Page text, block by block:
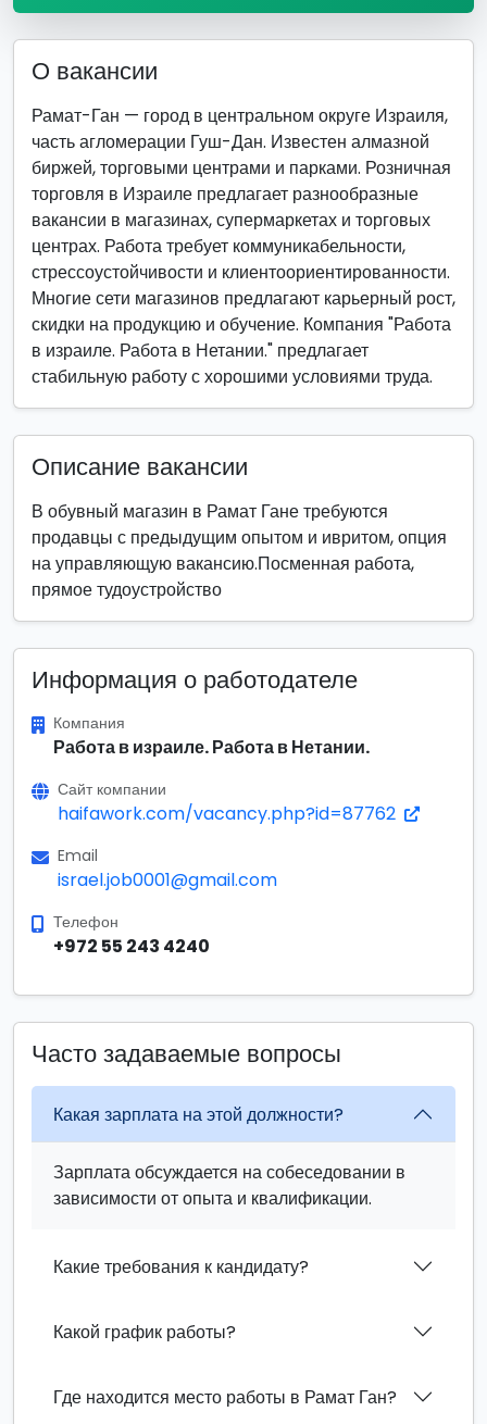
О вакансии
Рамат-Ган — город в центральном округе Израиля,
часть агломерации Гуш-Дан. Известен алмазной
биржей, торговыми центрами и парками. Розничная
торговля в Израиле предлагает разнообразные
вакансии в магазинах, супермаркетах и торговых
центрах. Работа требует коммуникабельности,
стрессоустойчивости и клиентоориентированности.
Многие сети магазинов предлагают карьерный рост,
скидки на продукцию и обучение. Компания "Работа
в израиле. Работа в Нетании." предлагает
стабильную работу с хорошими условиями труда.
Описание вакансии
В обувный магазин в Рамат Гане требуются
продавцы с предыдущим опытом и ивритом, опция
на управляющую вакансию.Посменная работа,
прямое тудоустройство
Информация о работодателе
Компания
Работа в израиле. Работа в Нетании.
Сайт компании
haifawork.com/vacancy.php?id=87762
Email
israel.job0001@gmail.com
Телефон
+972 55 243 4240
Часто задаваемые вопросы
Какая зарплата на этой должности?
Зарплата обсуждается на собеседовании в
зависимости от опыта и квалификации.
Какие требования к кандидату?
Какой график работы?
Где находится место работы в Рамат Ган?